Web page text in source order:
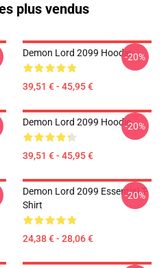
plus vendus
Demon Lord 2099 Hoodie
39,51 € - 45,95 €
-20%
Demon Lord 2099 Hoodie
39,51 € - 45,95 €
-20%
Demon Lord 2099 Essential T-
Shirt
24,38 € - 28,06 €
-20%